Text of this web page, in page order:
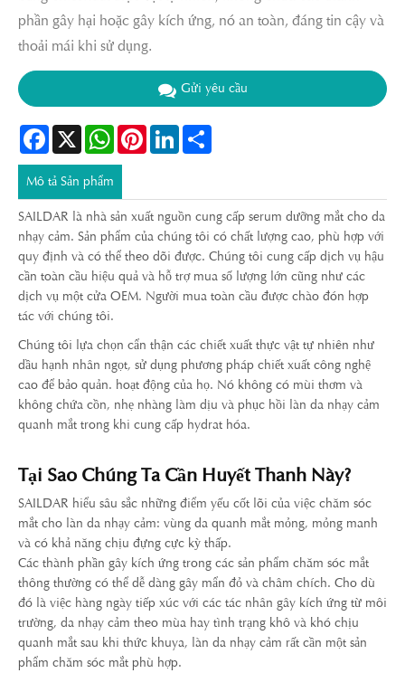
phần gây hại hoặc gây kích ứng, nó an toàn, đáng tin cậy và
thoải mái khi sử dụng.
Gửi yêu cầu
Facebook
X WhatsAppPinterestLinkedIn
Mô tả Sản phẩm
SAILDAR là nhà sản xuất nguồn cung cấp serum dưỡng mắt cho da
nhạy cảm. Sản phẩm của chúng tôi có chất lượng cao, phù hợp với
quy định và có thể theo dõi được. Chúng tôi cung cấp dịch vụ hậu
cần toàn cầu hiệu quả và hỗ trợ mua số lượng lớn cũng như các
dịch vụ một cửa OEM. Người mua toàn cầu được chào đón hợp
tác với chúng tôi.
Chúng tôi lựa chọn cẩn thận các chiết xuất thực vật tự nhiên như
dầu hạnh nhân ngọt, sử dụng phương pháp chiết xuất công nghệ
cao để bảo quản. hoạt động của họ. Nó không có mùi thơm và
không chứa cồn, nhẹ nhàng làm dịu và phục hồi làn da nhạy cảm
quanh mắt trong khi cung cấp hydrat hóa.
Tại Sao Chúng Ta Cần Huyết Thanh Này?
SAILDAR hiểu sâu sắc những điểm yếu cốt lõi của việc chăm sóc
mắt cho làn da nhạy cảm: vùng da quanh mắt mỏng, mỏng manh
và có khả năng chịu đựng cực kỳ thấp.
Các thành phần gây kích ứng trong các sản phẩm chăm sóc mắt
thông thường có thể dễ dàng gây mẩn đỏ và châm chích. Cho dù
đó là việc hàng ngày tiếp xúc với các tác nhân gây kích ứng từ môi
trường, da nhạy cảm theo mùa hay tình trạng khô và khó chịu
quanh mắt sau khi thức khuya, làn da nhạy cảm rất cần một sản
phẩm chăm sóc mắt phù hợp.